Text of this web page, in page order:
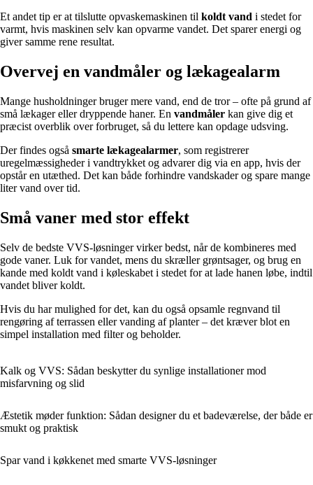
Et andet tip er at tilslutte opvaskemaskinen til koldt vand i stedet for
varmt, hvis maskinen selv kan opvarme vandet. Det sparer energi og
giver samme rene resultat.
Overvej en vandmåler og lækagealarm
Mange husholdninger bruger mere vand, end de tror – ofte på grund af
små lækager eller dryppende haner. En vandmåler kan give dig et
præcist overblik over forbruget, så du lettere kan opdage udsving.
Der findes også smarte lækagealarmer, som registrerer
uregelmæssigheder i vandtrykket og advarer dig via en app, hvis der
opstår en utæthed. Det kan både forhindre vandskader og spare mange
liter vand over tid.
Små vaner med stor effekt
Selv de bedste VVS-løsninger virker bedst, når de kombineres med
gode vaner. Luk for vandet, mens du skræller grøntsager, og brug en
kande med koldt vand i køleskabet i stedet for at lade hanen løbe, indtil
vandet bliver koldt.
Hvis du har mulighed for det, kan du også opsamle regnvand til
rengøring af terrassen eller vanding af planter – det kræver blot en
simpel installation med filter og beholder.
Kalk og VVS: Sådan beskytter du synlige installationer mod
misfarvning og slid
Æstetik møder funktion: Sådan designer du et badeværelse, der både er
smukt og praktisk
Spar vand i køkkenet med smarte VVS-løsninger